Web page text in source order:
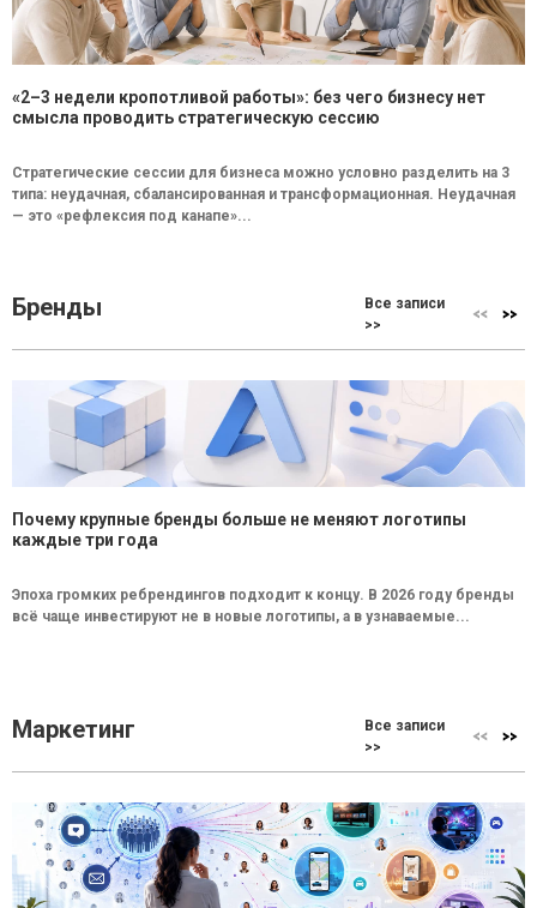
«2–3 недели кропотливой работы»: без чего бизнесу нет
смысла проводить стратегическую сессию
Стратегические сессии для бизнеса можно условно разделить на 3
типа: неудачная, сбалансированная и трансформационная. Неудачная
— это «рефлексия под канапе»...
Бренды
Все записи
>>
Почему крупные бренды больше не меняют логотипы
каждые три года
Эпоха громких ребрендингов подходит к концу. В 2026 году бренды
всё чаще инвестируют не в новые логотипы, а в узнаваемые...
Маркетинг
Все записи
>>